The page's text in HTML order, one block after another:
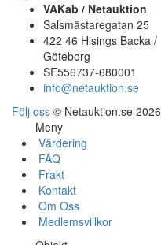
VAKab / Netauktion
Salsmästaregatan 25
422 46 Hisings Backa /
Göteborg
SE556737-680001
info@netauktion.se
Följ oss © Netauktion.se 2026
Meny
Värdering
FAQ
Frakt
Kontakt
Om Oss
Medlemsvillkor